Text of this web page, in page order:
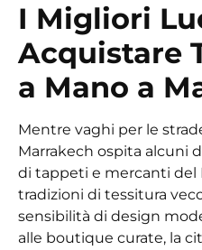
I Migliori
Acquistare
a Mano a
Mentre vaghi per le
Marrakech ospita alcuni
di tappeti e mercanti del
tradizioni di tessitura
sensibilità di design
alle boutique curate, la